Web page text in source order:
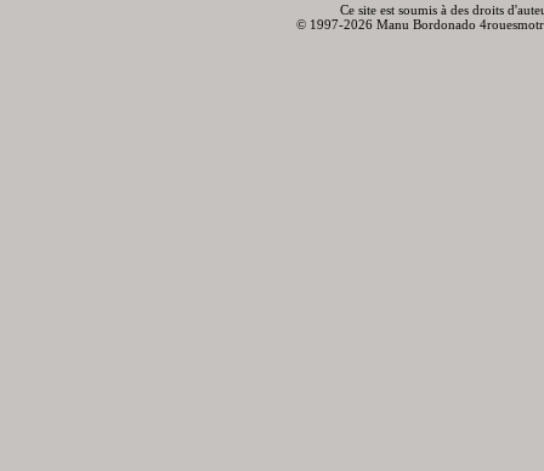
Ce site est soumis à des droits
© 1997-2026 Manu Bordonado